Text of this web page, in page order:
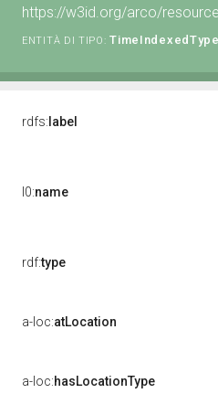
https://w3id.org/arco/
ENTITÀ DI TIPO:
rdfs: label
l0:name
rdf:type
a-loc:atLocation
a-loc:hasLocationType